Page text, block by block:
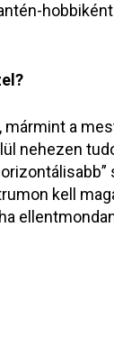
a
nehezen
kell